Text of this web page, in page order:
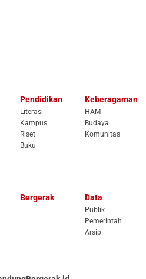
Pendidikan
Literasi
Kampus
Riset
Buku
Keberagaman
HAM
Budaya
Komunitas
Bergerak Data
Publik
Pemerintah
Arsip